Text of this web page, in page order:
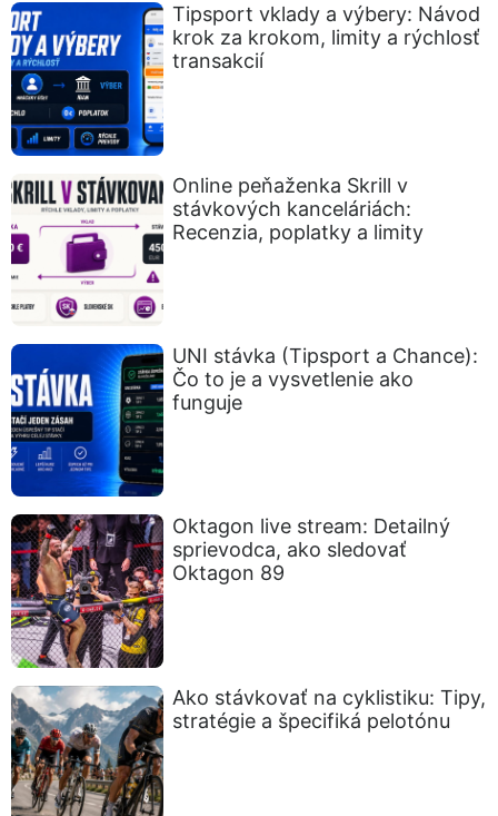
Tipsport vklady a výbery: Návod
krok za krokom, limity a rýchlosť
transakcií
Online peňaženka Skrill v
stávkových kanceláriách:
Recenzia, poplatky a limity
UNI stávka (Tipsport a Chance):
Čo to je a vysvetlenie ako
funguje
Oktagon live stream: Detailný
sprievodca, ako sledovať
Oktagon 89
Ako stávkovať na cyklistiku: Tipy,
stratégie a špecifiká pelotónu